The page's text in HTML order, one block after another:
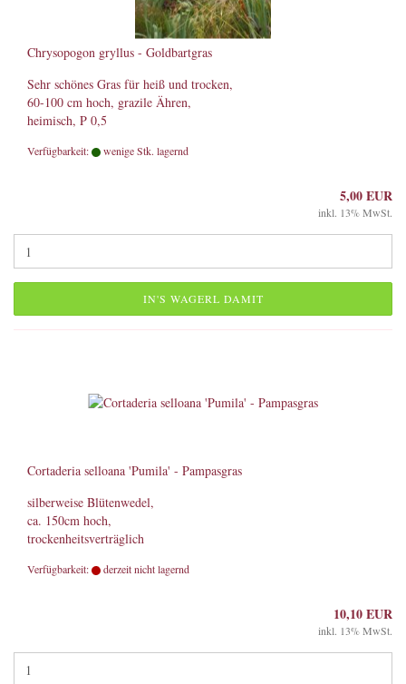
Chrysopogon gryllus - Goldbartgras
Sehr schönes Gras für heiß und trocken,
60-100 cm hoch, grazile Ähren,
heimisch, P 0,5
Verfügbarkeit: wenige Stk. lagernd
5,00 EUR
inkl. 13% MwSt.
IN'S WAGERL DAMIT
Cortaderia selloana 'Pumila' - Pampasgras
silberweise Blütenwedel,
ca. 150cm hoch,
trockenheitsverträglich
Verfügbarkeit: derzeit nicht lagernd
10,10 EUR
inkl. 13% MwSt.